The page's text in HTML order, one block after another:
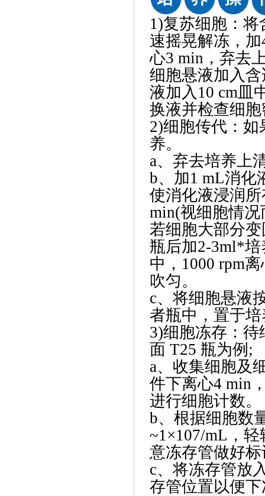
1)复苏细胞：
速摇晃解冻，
心3 min，弃去
细胞悬液加入
液加入10 cm皿
换液并检查细
2)细胞传代：如
养。
a、弃去培养上
b、加1 mL消化
使消化液浸润
min(视细胞情
若细胞大部分
瓶后加2-3ml*
中，1000 rpm
吹匀。
c、将细胞悬液
者瓶中，置于
3)细胞冻存：
面 T25 瓶为例;
a、收集细胞及
件下离心4 min
进行细胞计数。
b、根据细胞数
~1×107/mL，
意冻存管做好
c、将冻存管放
存管位置以便